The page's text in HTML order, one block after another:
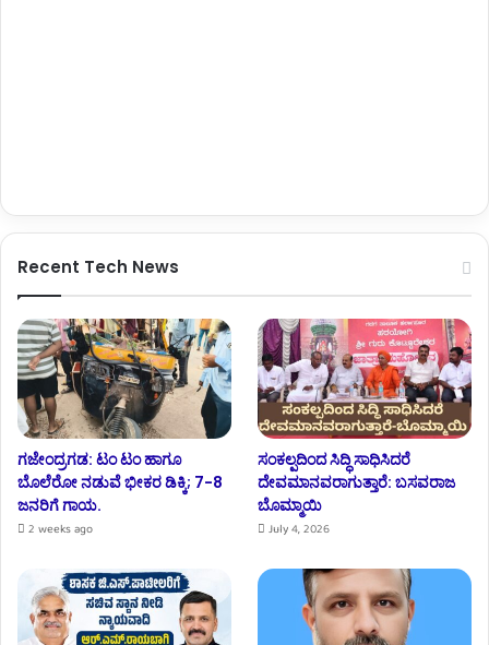
Recent Tech News
ಗಜೇಂದ್ರಗಡ: ಟಂ ಟಂ ಹಾಗೂ
ಬೊಲೆರೋ ನಡುವೆ ಭೀಕರ ಡಿಕ್ಕಿ; 7-8
ಜನರಿಗೆ ಗಾಯ.
2 weeks ago
ಸಂಕಲ್ಪದಿಂದ ಸಿದ್ಧಿ ಸಾಧಿಸಿದರೆ
ದೇವಮಾನವರಾಗುತ್ತಾರೆ: ಬಸವರಾಜ
ಬೊಮ್ಮಾಯಿ
July 4, 2026